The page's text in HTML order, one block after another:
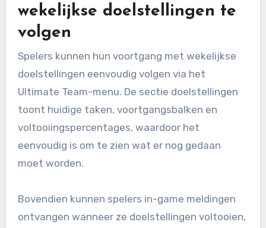
wekelijkse doelstellingen te
volgen
Spelers kunnen hun voortgang met wekelijkse
doelstellingen eenvoudig volgen via het
Ultimate Team-menu. De sectie doelstellingen
toont huidige taken, voortgangsbalken en
voltooiingspercentages, waardoor het
eenvoudig is om te zien wat er nog gedaan
moet worden.
Bovendien kunnen spelers in-game meldingen
ontvangen wanneer ze doelstellingen voltooien,